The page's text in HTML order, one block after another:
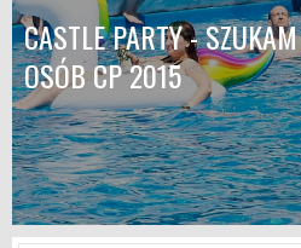
CASTLE PARTY -
OSÓB CP 2015